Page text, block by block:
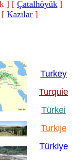
] [ Çatalhöyük ]
[ Kazılar ]
Turkey
Turquie
Türkei
Turkije
Türkiye